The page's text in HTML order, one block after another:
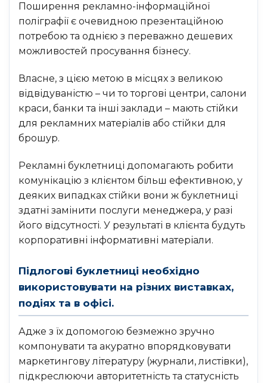
Поширення рекламно-інформаційної
поліграфії є ​​очевидною презентаційною
потребою та однією з переважно дешевих
можливостей просування бізнесу.
Власне, з цією метою в місцях з великою
відвідуваністю – чи то торгові центри, салони
краси, банки та інші заклади – мають стійки
для рекламних матеріалів або стійки для
брошур.
Рекламні буклетниці допомагають робити
комунікацію з клієнтом більш ефективною, у
деяких випадках стійки вони ж буклетниці
здатні замінити послуги менеджера, у разі
його відсутності. У результаті в клієнта будуть
корпоративні інформативні матеріали.
Підлогові буклетниці необхідно
використовувати на різних виставках,
подіях та в офісі.
Адже з їх допомогою безмежно зручно
компонувати та акуратно впорядковувати
маркетингову літературу (журнали, листівки),
підкреслюючи авторитетність та статусність